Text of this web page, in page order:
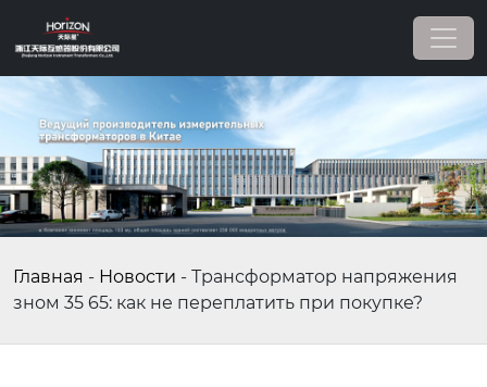
Главная - Новости - Трансформатор напряжения
зном 35 65: как не переплатить при покупке?